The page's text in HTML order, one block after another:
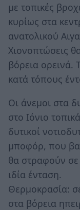
με τοπικές
κυρίως στα
ανατολικού
Χιονοπτώσεις
βόρεια ορεινά.
κατά τόπους
Οι άνεμοι στα
στο Ιόνιο
δυτικοί
μποφόρ, που
θα στραφούν
ιδία ένταση.
Θερμοκρασία:
στα βόρεια